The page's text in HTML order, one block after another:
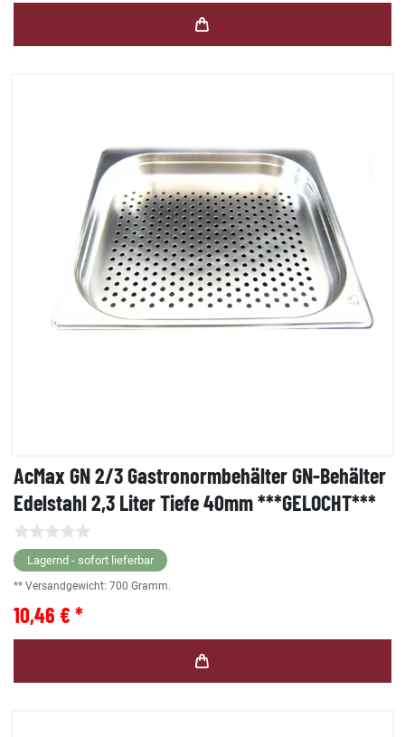
AcMax GN 2/3 Gastronormbehälter GN-Behälter
Edelstahl 2,3 Liter Tiefe 40mm ***GELOCHT***
Lagernd - sofort lieferbar
** Versandgewicht: 700 Gramm.
10,46 € *